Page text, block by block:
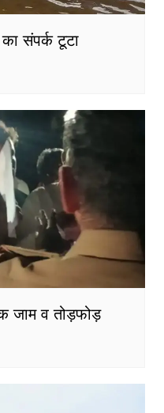
संपर्क टूटा
जाम व तोड़फोड़